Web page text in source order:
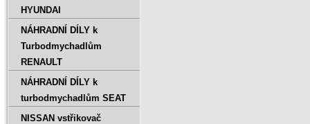
HYUNDAI
NÁHRADNÍ DÍLY k
Turbodmychadlům
RENAULT
NÁHRADNÍ DÍLY k
turbodmychadlům SEAT
NISSAN vstřikovač